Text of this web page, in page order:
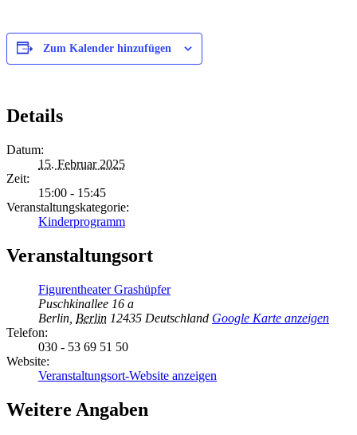
Zum Kalender hinzufügen
Details
Datum:
15. Februar 2025
Zeit:
15:00 - 15:45
Veranstaltungskategorie:
Kinderprogramm
Veranstaltungsort
Figurentheater Grashüpfer
Puschkinallee 16 a
Berlin Berlin 12435 Deutschland Google Karte anzeigen
Telefon:
030 - 53 69 51 50
Website:
Veranstaltungsort-Website anzeigen
Weitere Angaben